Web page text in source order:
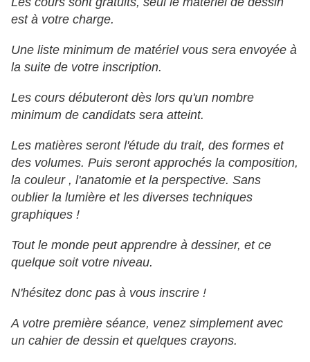
est à votre charge.
Une liste minimum de matériel vous sera envoyée à
la suite de votre inscription.
Les cours débuteront dès lors qu'un nombre
minimum de candidats sera atteint.
Les matières seront l'étude du trait, des formes et
des volumes. Puis seront approchés la composition,
la couleur , l'anatomie et la perspective. Sans
oublier la lumière et les diverses techniques
graphiques !
Tout le monde peut apprendre à dessiner, et ce
quelque soit votre niveau.
N'hésitez donc pas à vous inscrire !
A votre première séance, venez simplement avec
un cahier de dessin et quelques crayons.